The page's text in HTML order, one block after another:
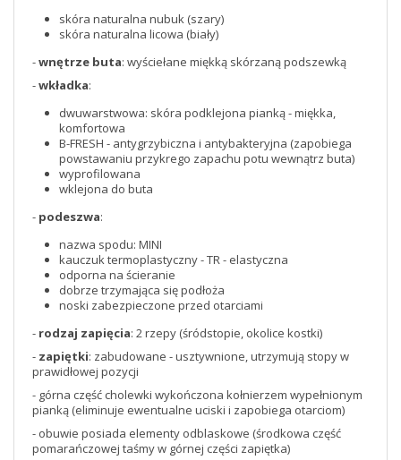
skóra naturalna nubuk (szary)
skóra naturalna licowa (biały)
-wnętrze buta: wyściełane miękką skórzaną podszewką
-wkładka:
dwuwarstwowa: skóra podklejona pianką - miękka,
komfortowa
B-FRESH - antygrzybiczna i antybakteryjna (zapobiega
powstawaniu przykrego zapachu potu wewnątrz buta)
wyprofilowana
wklejona do buta
- podeszwa:
nazwa spodu: MINI
kauczuk termoplastyczny - TR - elastyczna
odporna na ścieranie
dobrze trzymająca się podłoża
noski zabezpieczone przed otarciami
- rodzaj zapięcia: 2 rzepy (śródstopie, okolice kostki)
- zapiętki: zabudowane - usztywnione, utrzymują stopy w
prawidłowej pozycji
- górna część cholewki wykończona kołnierzem wypełnionym
pianką (eliminuje ewentualne uciski i zapobiega otarciom)
- obuwie posiada elementy odblaskowe (środkowa część
pomarańczowej taśmy w górnej części zapiętka)